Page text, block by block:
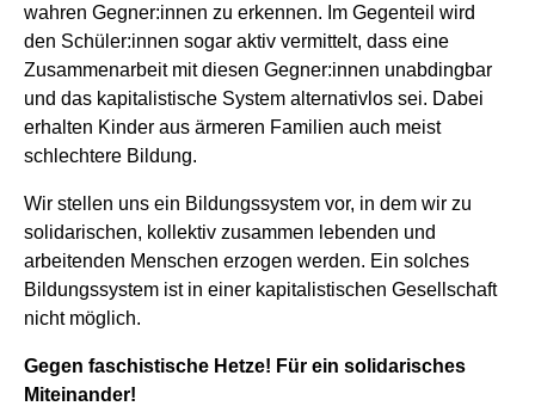
wahren Gegner:innen zu erkennen. Im Gegenteil wird
den Schüler:innen sogar aktiv vermittelt, dass eine
Zusammenarbeit mit diesen Gegner:innen unabdingbar
und das kapitalistische System alternativlos sei. Dabei
erhalten Kinder aus ärmeren Familien auch meist
schlechtere Bildung.
Wir stellen uns ein Bildungssystem vor, in dem wir zu
solidarischen, kollektiv zusammen lebenden und
arbeitenden Menschen erzogen werden. Ein solches
Bildungssystem ist in einer kapitalistischen Gesellschaft
nicht möglich.
Gegen faschistische Hetze! Für ein solidarisches
Miteinander!